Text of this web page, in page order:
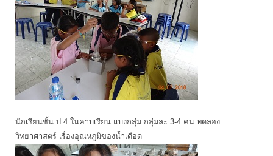
นักเรียนชั้น ป.4 ในคาบเรียน แบ่งกลุ่ม กลุ่มละ 3-4 คน ทดลอง
วิทยาศาสตร์ เรื่องอุณหภูมิของน้ำเดือด